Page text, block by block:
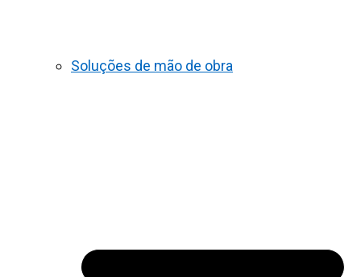
Soluções de mão de obra